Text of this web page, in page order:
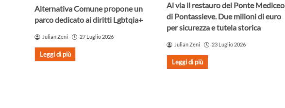
Alternativa Comune propone un
parco dedicato ai diritti Lgbtqia+
Julian Zeni 27 Luglio 2026
Leggi di più
Al via il restauro del Ponte Mediceo
di Pontassieve. Due milioni di euro
per sicurezza e tutela storica
Julian Zeni 23 Luglio 2026
Leggi di più